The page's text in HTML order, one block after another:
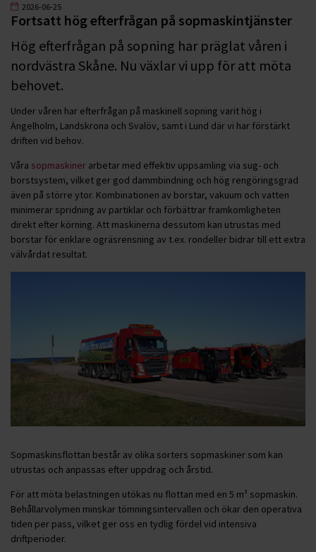
2026-06-25
Fortsatt hög efterfrågan på sopmaskintjänster
Hög efterfrågan på sopning har präglat våren i
nordvästra Skåne. Nu växlar vi upp för att möta
behovet.
Under våren har efterfrågan på maskinell sopning varit hög i
Ängelholm, Landskrona och Svalöv, samt i Lund där vi har förstärkt
driften vid behov.
Våra sopmaskiner arbetar med effektiv uppsamling via sug- och
borstsystem, vilket ger god dammbindning och hög rengöringsgrad
även på större ytor. Kombinationen av borstar, vakuum och vatten
minimerar spridning av partiklar och förbättrar framkomligheten
direkt efter körning. Att maskinerna dessutom kan utrustas med
borstar för enklare ogräsrensning av t.ex. rondeller bidrar till ett extra
välvårdat resultat.
Sopmaskinsflottan består av olika sorters sopmaskiner som kan
utrustas och anpassas efter uppdrag och årstid.
För att möta belastningen utökas nu flottan med en 5 m³ sopmaskin.
Behållarvolymen minskar tömningsintervallen och ökar den operativa
tiden per pass, vilket ger oss en tydlig fördel vid intensiva
driftperioder.